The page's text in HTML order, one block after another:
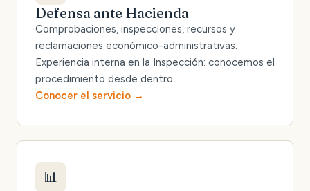
Defensa ante Hacienda
Comprobaciones, inspecciones, recursos y
reclamaciones económico-administrativas.
Experiencia interna en la Inspección: conocemos el
procedimiento desde dentro.
Conocer el servicio
📊